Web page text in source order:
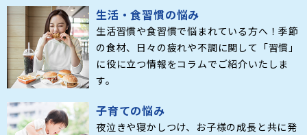
生活・食習慣の悩み
生活習慣や食習慣で悩まれている方へ！季節
の食材、日々の疲れや不調に関して「習慣」
に役に立つ情報をコラムでご紹介いたしま
す。
子育ての悩み
夜泣きや寝かしつけ、お子様の成長と共に発